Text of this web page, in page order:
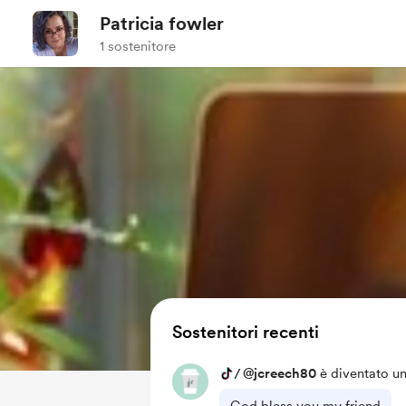
Patricia fowler
1 sostenitore
Sostenitori recenti
/@jcreech80 è diventato